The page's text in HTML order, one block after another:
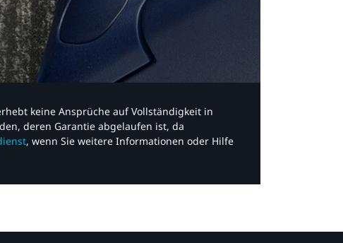
keine Ansprüche auf Vollständigkeit in
deren Garantie abgelaufen ist, da
, wenn Sie weitere Informationen oder Hilfe